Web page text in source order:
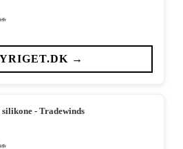
→
- Tradewinds